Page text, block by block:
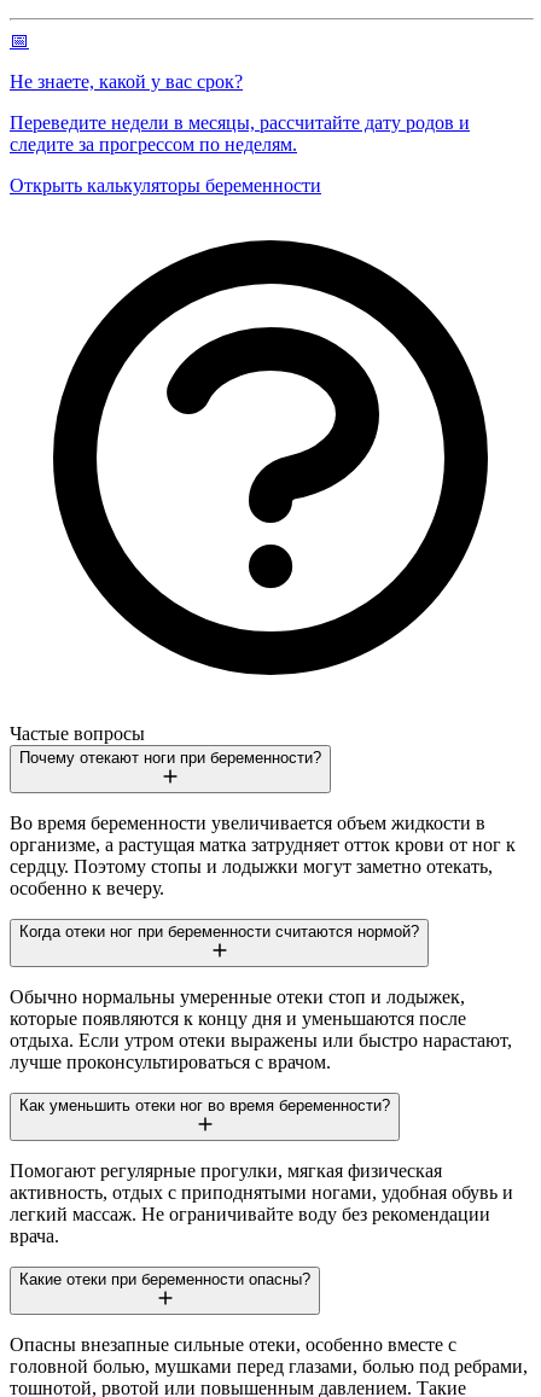
📅
Не знаете, какой у вас срок?
Переведите недели в месяцы, рассчитайте дату родов и
следите за прогрессом по неделям.
Открыть калькуляторы беременности
Частые вопросы
Почему отекают ноги при беременности?
Во время беременности увеличивается объем жидкости в
организме, а растущая матка затрудняет отток крови от ног к
сердцу. Поэтому стопы и лодыжки могут заметно отекать,
особенно к вечеру.
Когда отеки ног при беременности считаются нормой?
Обычно нормальны умеренные отеки стоп и лодыжек,
которые появляются к концу дня и уменьшаются после
отдыха. Если утром отеки выражены или быстро нарастают,
лучше проконсультироваться с врачом.
Как уменьшить отеки ног во время беременности?
Помогают регулярные прогулки, мягкая физическая
активность, отдых с приподнятыми ногами, удобная обувь и
легкий массаж. Не ограничивайте воду без рекомендации
врача.
Какие отеки при беременности опасны?
Опасны внезапные сильные отеки, особенно вместе с
головной болью, мушками перед глазами, болью под ребрами,
тошнотой, рвотой или повышенным давлением. Такие